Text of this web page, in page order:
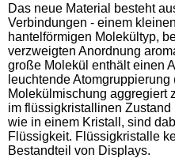
Das neue Material besteht
Verbindungen - einem
hantelförmigen Molekültyp,
verzweigten Anordnung
große Molekül enthält einen
leuchtende
Molekülmischung aggregiert
im flüssigkristallinen
wie in einem Kristall, sind
Flüssigkeit. Flüssigkristalle
Bestandteil von Displays.